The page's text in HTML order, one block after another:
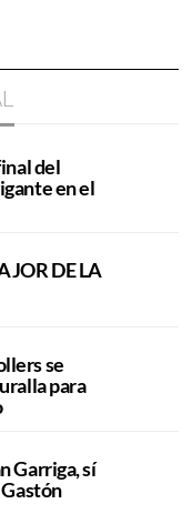
del
en el
DE LA
se
para
Garriga, sí